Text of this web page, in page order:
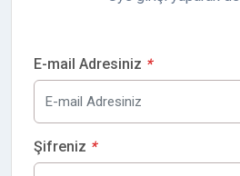
E-mail Adresiniz *
Şifreniz *